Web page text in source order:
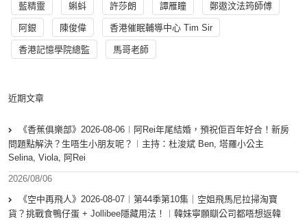
藍精靈 蝌蚪 許莎朗 譚雁瞳 鄭遨汶法筠師傅
阿銀 陳俊偉 香港催眠輔導中心 Tim Sir
香港記憶學院總監 馬哥老師
近期文章
《香蕉俱樂部》2026-08-06︱阿Rei年尾結婚，預祝佢百年好合！新房
問題點解決？生唔生小朋友呢？︱主持：杜浚斌 Ben, 塔羅小公主
Selina, Viola, 阿Rei
2026/08/06
《空中再飛人》2026-08-07︱第44季第10集｜空姐飛馬尼拉掃淘寶
貨？挑戰食鴨仔蛋 + Jollibee隱藏用法！︱韓妹寧願瞓公司都唔想返韓